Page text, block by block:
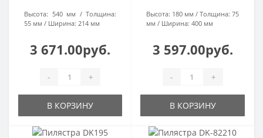
Высота: 540 мм
Толщина:
55 мм
Ширина: 214 мм
3 671.00руб.
- +
В КОРЗИНУ
Высота: 180 мм Толщина: 75
мм
Ширина: 400 мм
3 597.00руб.
- +
В КОРЗИНУ